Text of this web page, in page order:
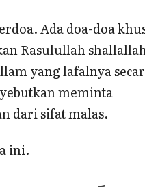
Ada doa-doa
Rasulullah
yang lafalnya
meminta
dari sifat malas.
ini.